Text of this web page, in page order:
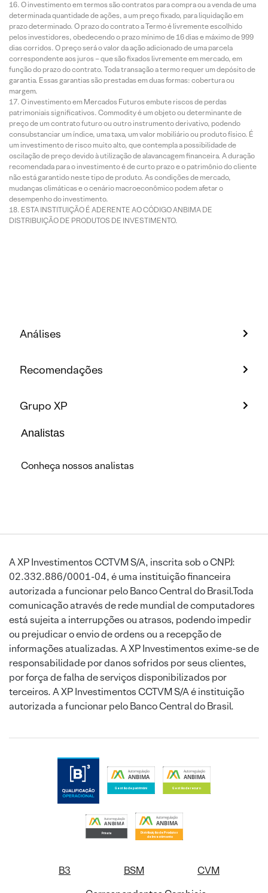
O investimento em termos são contratos para compra ou a venda de uma
determinada quantidade de ações, a um preço fixado, para liquidação em
prazo determinado. O prazo do contrato a Termo é livremente escolhido
pelos investidores, obedecendo o prazo mínimo de 16 dias e máximo de 999
dias corridos. O preço será o valor da ação adicionado de uma parcela
correspondente aos juros – que são fixados livremente em mercado, em
função do prazo do contrato. Toda transação a termo requer um depósito de
garantia. Essas garantias são prestadas em duas formas: cobertura ou
margem.
O investimento em Mercados Futuros embute riscos de perdas
patrimoniais significativos. Commodity é um objeto ou determinante de
preço de um contrato futuro ou outro instrumento derivativo, podendo
consubstanciar um índice, uma taxa, um valor mobiliário ou produto físico. É
um investimento de risco muito alto, que contempla a possibilidade de
oscilação de preço devido à utilização de alavancagem financeira. A duração
recomendada para o investimento é de curto prazo e o patrimônio do cliente
não está garantido neste tipo de produto. As condições de mercado,
mudanças climáticas e o cenário macroeconômico podem afetar o
desempenho do investimento.
ESTA INSTITUIÇÃO É ADERENTE AO CÓDIGO ANBIMA DE
DISTRIBUIÇÃO DE PRODUTOS DE INVESTIMENTO.
Análises
Recomendações
Grupo XP
Analistas
Conheça nossos analistas
A XP Investimentos CCTVM S/A, inscrita sob o CNPJ:
02.332.886/0001-04, é uma instituição financeira
autorizada a funcionar pelo Banco Central do Brasil.Toda
comunicação através de rede mundial de computadores
está sujeita a interrupções ou atrasos, podendo impedir
ou prejudicar o envio de ordens ou a recepção de
informações atualizadas. A XP Investimentos exime-se de
responsabilidade por danos sofridos por seus clientes,
por força de falha de serviços disponibilizados por
terceiros. A XP Investimentos CCTVM S/A é instituição
autorizada a funcionar pelo Banco Central do Brasil.
B3 BSM
CVM